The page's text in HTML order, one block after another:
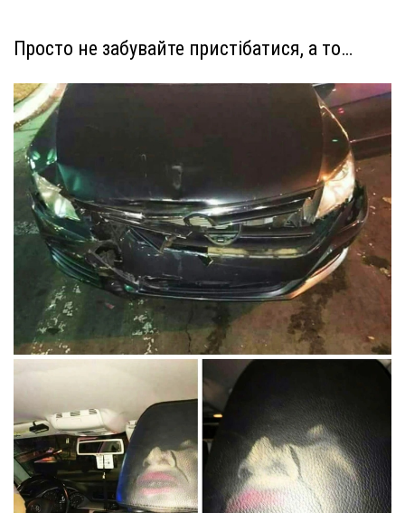
Просто не забувайте пристібатися, а то…